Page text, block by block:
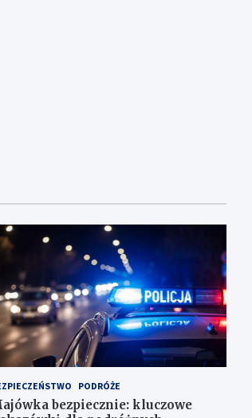
PODRÓŻE
bezpiecznie: kluczowe